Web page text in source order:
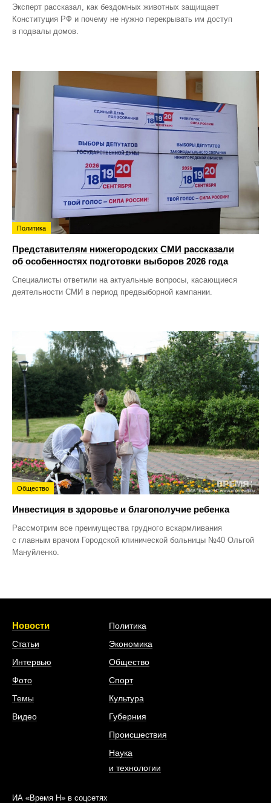
Эксперт рассказал, как бездомных животных защищает
Конституция РФ и почему не нужно перекрывать им доступ
в подвалы домов.
Политика
Представителям нижегородских СМИ рассказали
об особенностях подготовки выборов 2026 года
Специалисты ответили на актуальные вопросы, касающиеся
деятельности СМИ в период предвыборной кампании.
Общество
Инвестиция в здоровье и благополучие ребенка
Рассмотрим все преимущества грудного вскармливания
с главным врачом Городской клинической больницы №40 Ольгой
Мануйленко.
Новости
Статьи
Интервью
Фото
Темы
Видео
Политика
Экономика
Общество
Спорт
Культура
Губерния
Происшествия
Наука
и технологии
ИА «Время Н» в соцсетях